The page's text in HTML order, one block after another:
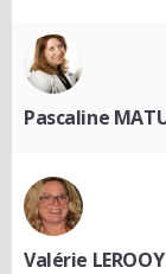
Pascaline
Valérie LEROOY